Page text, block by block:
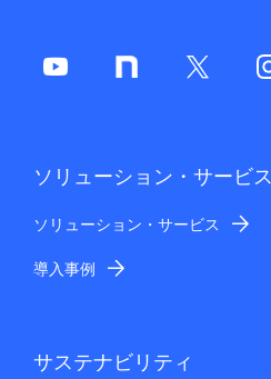
ソリューション・サービス
ソリューション・サービス
導入事例
サステナビリティ